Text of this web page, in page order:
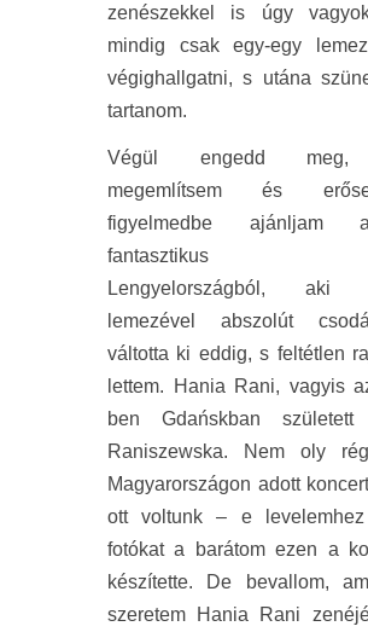
zenészekkel is úgy
mindig csak egy-egy
végighallgatni, s utána
tartanom.
Végül engedd meg,
megemlítsem és
figyelmedbe
fantasztikus
Lengyelországból, aki
lemezével abszolút
váltotta ki eddig, s feltétlen
lettem. Hania Rani, vagyis
ben Gdańskban született
Raniszewska. Nem oly
Magyarországon adott
ott voltunk – e levelemhez
fotókat a barátom ezen a
készítette. De bevallom,
szeretem Hania Rani